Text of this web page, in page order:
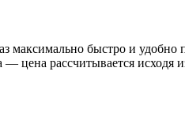
максимально быстро и
цена рассчитывается